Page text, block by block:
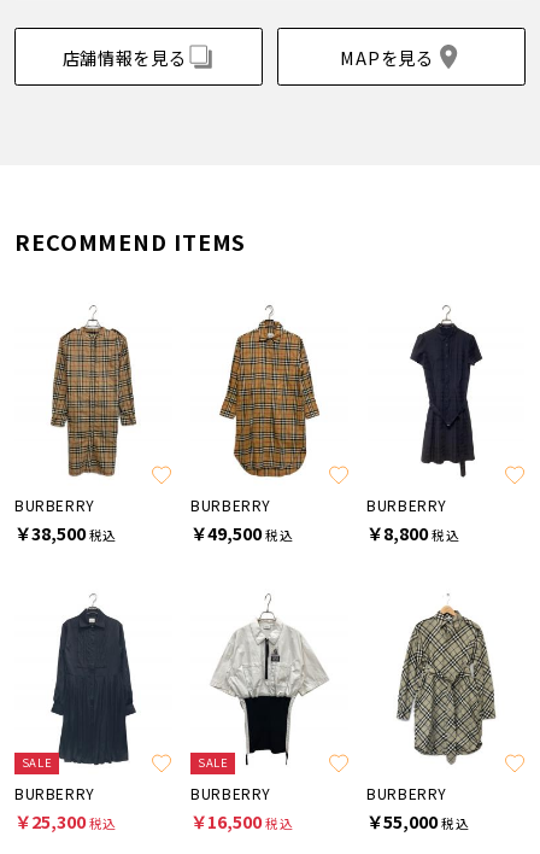
店舗情報を見る MAPを見る
RECOMMEND ITEMS
BURBERRY
￥38,500税込
BURBERRY
￥49,500税込
BURBERRY
￥8,800税込
SALE
BURBERRY
￥25,300税込
SALE
BURBERRY
￥16,500税込
BURBERRY
￥55,000税込